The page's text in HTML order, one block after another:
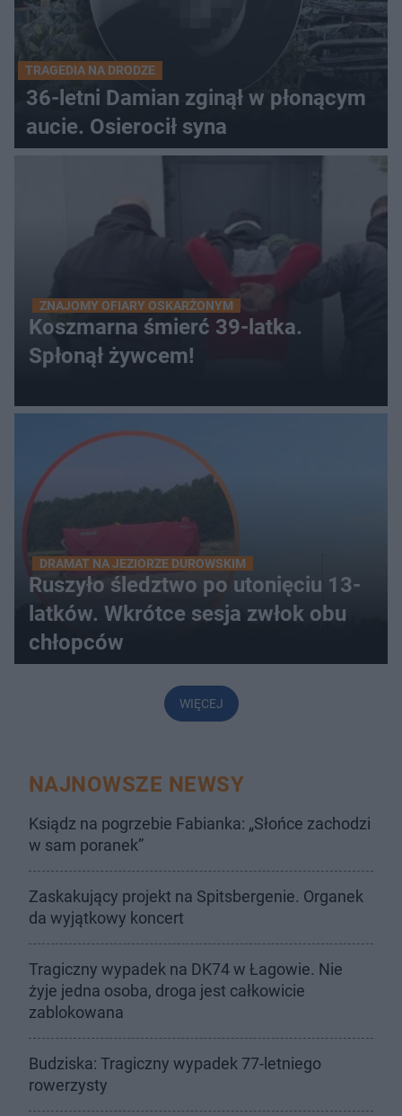
TRAGEDIA NA DRODZE
36-letni Damian zginął w płonącym
aucie. Osierocił syna
ZNAJOMY OFIARY OSKARŻONYM
Koszmarna śmierć 39-latka.
Spłonął żywcem!
DRAMAT NA JEZIORZE DUROWSKIM
Ruszyło śledztwo po utonięciu 13-
latków. Wkrótce sesja zwłok obu
chłopców
WIĘCEJ
NAJNOWSZE NEWSY
Ksiądz na pogrzebie Fabianka: „Słońce zachodzi
w sam poranek”
Zaskakujący projekt na Spitsbergenie. Organek
da wyjątkowy koncert
Tragiczny wypadek na DK74 w Łagowie. Nie
żyje jedna osoba, droga jest całkowicie
zablokowana
Budziska: Tragiczny wypadek 77-letniego
rowerzysty